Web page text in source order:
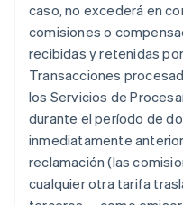
caso, no excederá en
comisiones o
recibidas y retenidas
Transacciones
los Servicios de
durante el período de
inmediatamente
reclamación (las
cualquier otra tarifa